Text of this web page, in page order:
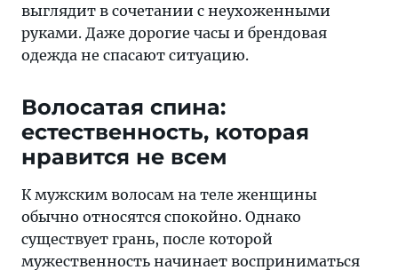
выглядит в сочетании с неухоженными
руками. Даже дорогие часы и брендовая
одежда не спасают ситуацию.
Волосатая спина:
естественность, которая
нравится не всем
К мужским волосам на теле женщины
обычно относятся спокойно. Однако
существует грань, после которой
мужественность начинает восприниматься